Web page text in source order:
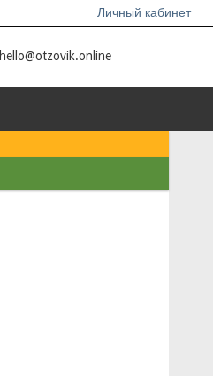
Личный кабинет
hello@otzovik.online